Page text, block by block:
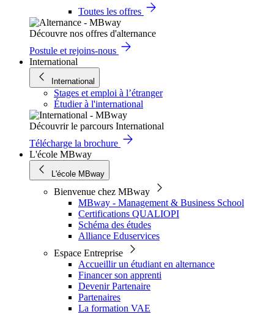
Toutes les offres
Découvre nos offres d'alternance
Postule et rejoins-nous
International
International
Stages et emploi à l’étranger
Étudier à l'international
Découvrir le parcours International
Télécharge la brochure
L'école MBway
L'école MBway
Bienvenue chez MBway
MBway - Management & Business School
Certifications QUALIOPI
Schéma des études
Alliance Eduservices
Espace Entreprise
Accueillir un étudiant en alternance
Financer son apprenti
Devenir Partenaire
Partenaires
La formation VAE